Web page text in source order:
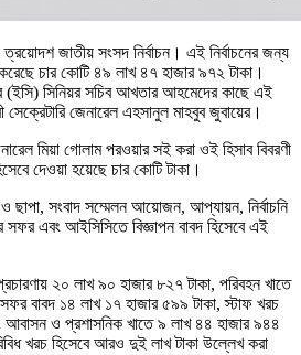
জাতীয় সংসদ নির্বাচন। এই নির্বাচনের জন্য
চার কোটি ৪৯ লাখ ৪৭ হাজার ৯৭২ টাকা।
(ইসি) সিনিয়র সচিব আখতার আহমেদের কাছে এই
সেক্রেটারি জেনারেল এহসানুল মাহবুব জুবায়ের।
মিয়া গোলাম পরওয়ার সই করা ওই হিসাব বিবরণী
দেওয়া হয়েছে চার কোটি টাকা।
ও ছাপা, সংবাদ সম্মেলন আয়োজন, আপ্যায়ন, নির্বাচনি
সফর এবং আইসিসিতে বিজ্ঞাপন বাবদ হিসেবে এই
প্রচারণায় ২০ লাখ ৯০ হাজার ৮২৭ টাকা, পরিবহন খাতে
বাবদ ১৪ লাখ ১৭ হাজার ৫৯৯ টাকা, স্টাফ খরচ
আবাসন ও প্রশাসনিক খাতে ৯ লাখ ৪৪ হাজার ৯৪৪
খরচ হিসেবে আরও দুই লাখ টাকা উল্লেখ করা